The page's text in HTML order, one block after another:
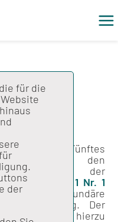
(SGB) Fünftes
alle bei den
der
Abs. 1 Satz 1 Nr. 1
für sekundäre
zur Verfügung. Der
(G-BA) hat hierzu
für die
der